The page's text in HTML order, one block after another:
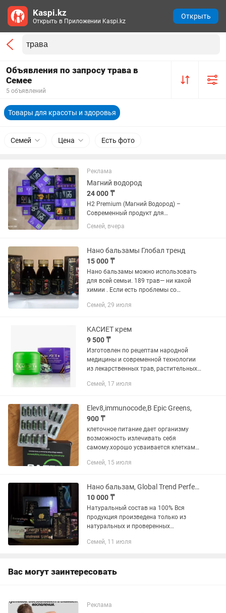
Объявления по запросу трава в
Семее
5 объявлений
Товары для красоты и здоровья
Семей Цена Есть фото
Реклама
Магний водород
24 000 ₸
Н2 Premium (Магний Водород) –
Современный продукт для
поддержания всех функций организма.
Для чего нужен магний и водород?
(функция разжижения крови). Магний
водород...
Семей, вчера
Нано бальзамы Глобал тренд
15 000 ₸
Нано бальзамы можно использовать
для всей семьи. 189 трав— ни какой
химии . Если есть проблемы со
Позвоните , всегда рада ответить .
Семей, 29 июля
КАСИЕТ крем
9 500 ₸
Изготовлен по рецептам народной
медицины и современной технологии
из лекарственных трав, растительных
применению: болезни органов
Семей, 17 июля
Elev8,immunocode,B Epic Greens,
900 ₸
клеточное питание дает организму
возможность излечивать себя
самому.хорошо усваивается клетками.
способен к самовосстановлению.
Семей, 15 июля
Нано бальзам, Global Trend Perfecto lux Vitality Lux
10 000 ₸
Натуральный состав на 100% Вся
продукция произведена только из
натуральных и проверенных
имеет все разрешительные документы.
Семей, 11 июля
Вас могут заинтересовать
Реклама
Kaspi.kz
Открыть в Приложении Kaspi.kz
Открыть